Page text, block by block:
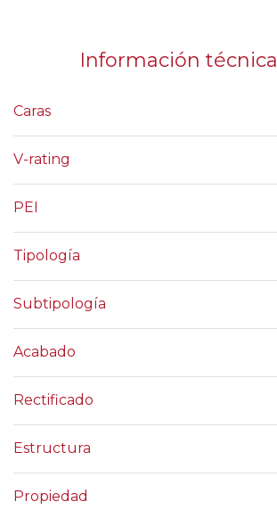
Información técnica
Caras
V-rating
PEI
Tipología
Subtipología
Acabado
Rectificado
Estructura
Propiedad